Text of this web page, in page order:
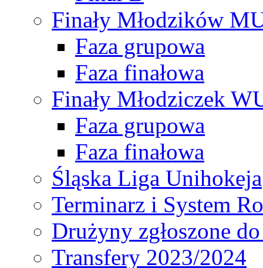
Finały Młodzików
Faza grupowa
Faza finałowa
Finały Młodziczek
Faza grupowa
Faza finałowa
Śląska Liga Unihokeja
Terminarz i System
Drużyny zgłoszone
Transfery 2023/2024